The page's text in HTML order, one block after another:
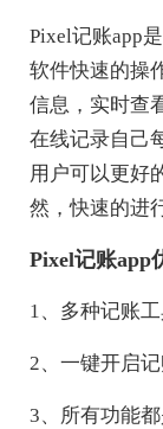
Pixel记账app
软件快速的操
信息，实时查
在线记录自己
用户可以更好
然，快速的进
Pixel记账app
1、多种记账
2、一键开启
3、所有功能